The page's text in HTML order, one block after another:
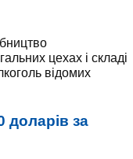
цехах і складі
відомих
доларів за